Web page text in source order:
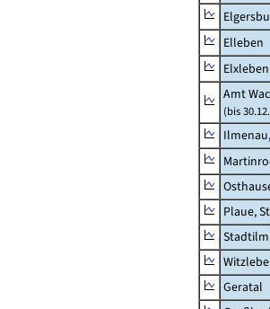
Elleben
Elxleben
Amt
(bis
Plaue,
Geratal